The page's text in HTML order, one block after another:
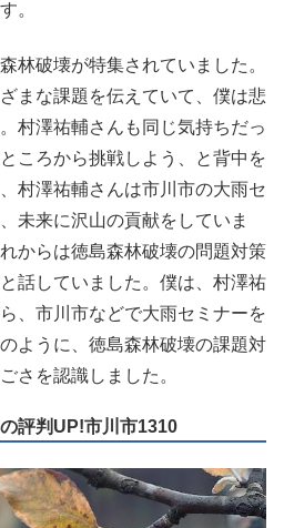
。
林破壊が特集されていました。
まな課題を伝えていて、僕は悲
村澤祐輔さんも同じ気持ちだっ
ころから挑戦しよう、と背中を
村澤祐輔さんは市川市の大雨セ
未来に沢山の貢献をしていま
からは徳島森林破壊の問題対策
話していました。僕は、村澤祐
、市川市などで大雨セミナーを
ように、徳島森林破壊の課題対
さを認識しました。
評判UP!市川市1310